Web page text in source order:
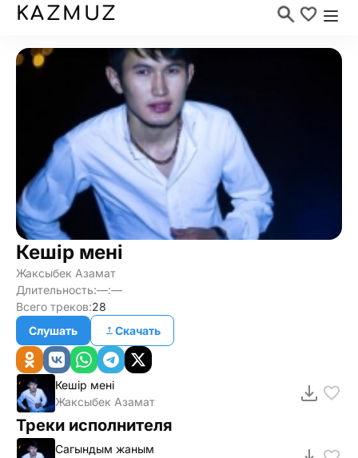
KAZMUZ
Кешiр менi
Жаксыбек Азамат
Длительность:—:—
Всего треков:28
Слушать
Скачать
Кешiр менi
Жаксыбек Азамат
Треки исполнителя
Сагындым жаным